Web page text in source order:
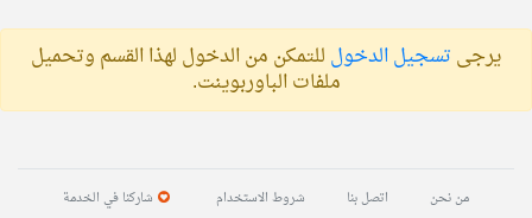
يرجى تسجيل الدخول للتمكن من الدخول لهذا القسم وتحميل
ملفات الباوربوينت.
من نحن اتصل بنا شروط الاستخدام
شاركنا في الخدمة